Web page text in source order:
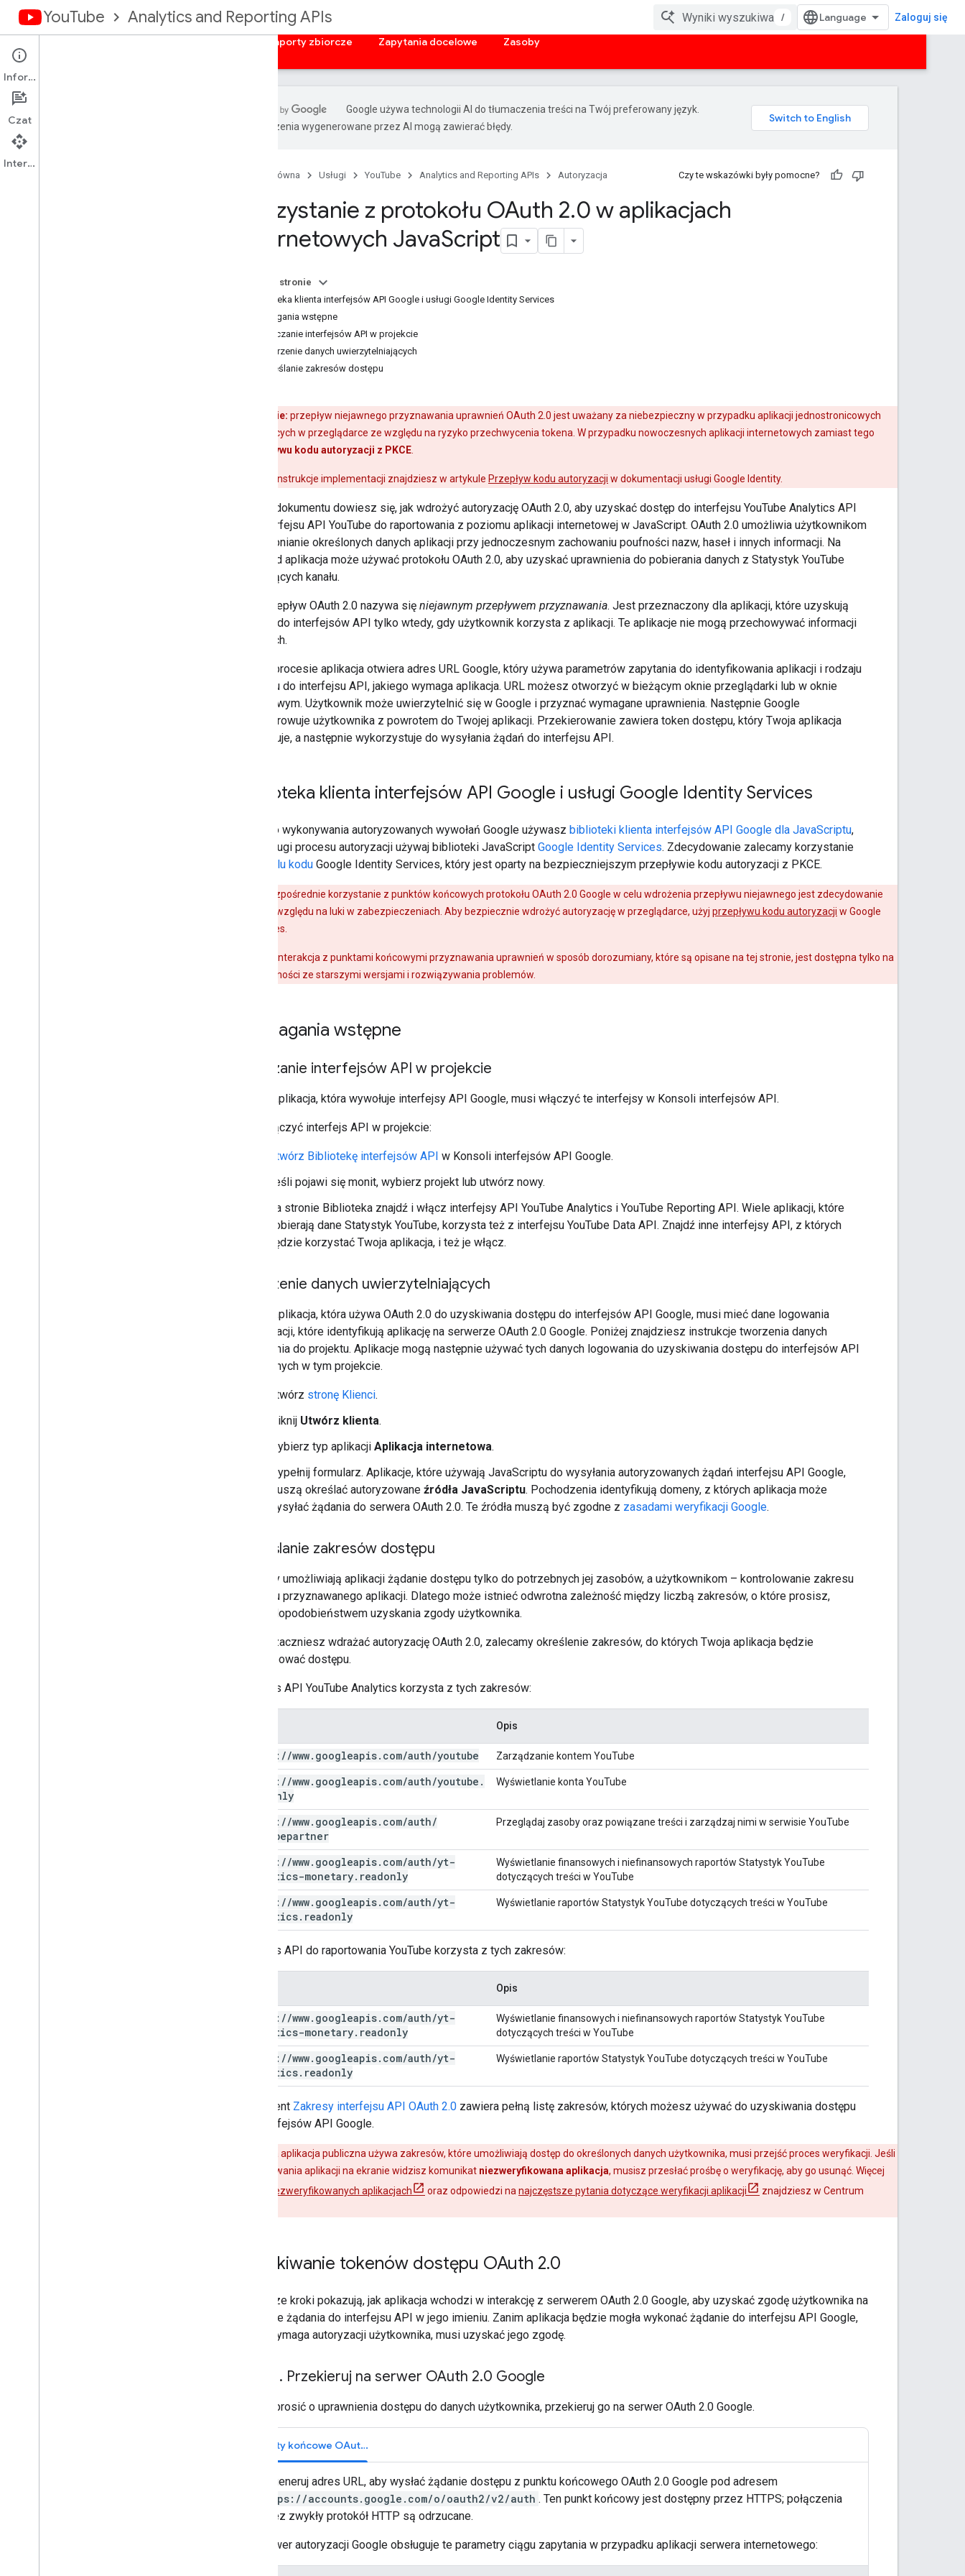
YouTube Analytics and Reporting APIs / Zaloguj się
Raporty zbiorcze Zapytania docelowe Zasoby
Przegląd
Uzyskaj dane uwierzytelniające
Google używa technologii AI do tłumaczenia treści na Twój preferowany język.
Tłumaczenia wygenerowane przez AI mogą zawierać błędy.
Strona główna Usługi YouTube Analytics and Reporting APIs Autoryzacja Czy te wskazówki były pomocne?
Korzystanie z protokołu OAuth 2.0 w aplikacjach
internetowych JavaScript
Na tej stronie
Biblioteka klienta interfejsów API Google i usługi Google Identity Services
Wymagania wstępne
Włączanie interfejsów API w projekcie
Tworzenie danych uwierzytelniających
Określanie zakresów dostępu
Ostrzeżenie: przepływ niejawnego przyznawania uprawnień OAuth 2.0 jest uważany za niebezpieczny w przypadku aplikacji jednostronicowych
(SPA) działających w przeglądarce ze względu na ryzyko przechwycenia tokena. W przypadku nowoczesnych aplikacji internetowych zamiast tego
przepływu kodu autoryzacji z PKCE
Szczegółowe instrukcje implementacji znajdziesz w artykule Przepływ kodu autoryzacji w dokumentacji usługi Google Identity.
Z tego dokumentu dowiesz się, jak wdrożyć autoryzację OAuth 2.0, aby uzyskać dostęp do interfejsu YouTube Analytics API
lub interfejsu API YouTube do raportowania z poziomu aplikacji internetowej w JavaScript. OAuth 2.0 umożliwia użytkownikom
udostępnianie określonych danych aplikacji przy jednoczesnym zachowaniu poufności nazw, haseł i innych informacji. Na
przykład aplikacja może używać protokołu OAuth 2.0, aby uzyskać uprawnienia do pobierania danych z Statystyk YouTube
dotyczących kanału.
Ten przepływ OAuth 2.0 nazywa się niejawnym przepływem przyznawania. Jest przeznaczony dla aplikacji, które uzyskują
dostęp do interfejsów API tylko wtedy, gdy użytkownik korzysta z aplikacji. Te aplikacje nie mogą przechowywać informacji
poufnych.
W tym procesie aplikacja otwiera adres URL Google, który używa parametrów zapytania do identyfikowania aplikacji i rodzaju
dostępu do interfejsu API, jakiego wymaga aplikacja. URL możesz otworzyć w bieżącym oknie przeglądarki lub w oknie
dialogowym. Użytkownik może uwierzytelnić się w Google i przyznać wymagane uprawnienia. Następnie Google
przekierowuje użytkownika z powrotem do Twojej aplikacji. Przekierowanie zawiera token dostępu, który Twoja aplikacja
weryfikuje, a następnie wykorzystuje do wysyłania żądań do interfejsu API.
Biblioteka klienta interfejsów API Google i usługi Google Identity Services
Jeśli do wykonywania autoryzowanych wywołań Google używasz biblioteki klienta interfejsów API Google dla JavaScriptu,
do obsługi procesu autoryzacji używaj biblioteki JavaScript Google Identity Services. Zdecydowanie zalecamy korzystanie
modelu kodu Google Identity Services, który jest oparty na bezpieczniejszym przepływie kodu autoryzacji z PKCE.
bezpośrednie korzystanie z punktów końcowych protokołu OAuth 2.0 Google w celu wdrożenia przepływu niejawnego jest zdecydowanie
odradzane ze względu na luki w zabezpieczeniach. Aby bezpiecznie wdrożyć autoryzację w przeglądarce, użyj przepływu kodu autoryzacji w Google
Identity Services.
Bezpośrednia interakcja z punktami końcowymi przyznawania uprawnień w sposób dorozumiany, które są opisane na tej stronie, jest dostępna tylko na
potrzeby zgodności ze starszymi wersjami i rozwiązywania problemów.
Wymagania wstępne
Włączanie interfejsów API w projekcie
Każda aplikacja, która wywołuje interfejsy API Google, musi włączyć te interfejsy w Konsoli interfejsów API.
Aby włączyć interfejs API w projekcie:
Otwórz Bibliotekę interfejsów API w Konsoli interfejsów API Google.
Jeśli pojawi się monit, wybierz projekt lub utwórz nowy.
Na stronie Biblioteka znajdź i włącz interfejsy API YouTube Analytics i YouTube Reporting API. Wiele aplikacji, które
pobierają dane Statystyk YouTube, korzysta też z interfejsu YouTube Data API. Znajdź inne interfejsy API, z których
będzie korzystać Twoja aplikacja, i też je włącz.
Tworzenie danych uwierzytelniających
Każda aplikacja, która używa OAuth 2.0 do uzyskiwania dostępu do interfejsów API Google, musi mieć dane logowania
autoryzacji, które identyfikują aplikację na serwerze OAuth 2.0 Google. Poniżej znajdziesz instrukcje tworzenia danych
logowania do projektu. Aplikacje mogą następnie używać tych danych logowania do uzyskiwania dostępu do interfejsów API
włączonych w tym projekcie.
Otwórz stronę Klienci.
Kliknij Utwórz klienta.
Wybierz typ aplikacji Aplikacja internetowa.
Wypełnij formularz. Aplikacje, które używają JavaScriptu do wysyłania autoryzowanych żądań interfejsu API Google,
muszą określać autoryzowane źródła JavaScriptu. Pochodzenia identyfikują domeny, z których aplikacja może
wysyłać żądania do serwera OAuth 2.0. Te źródła muszą być zgodne z zasadami weryfikacji Google.
Określanie zakresów dostępu
Zakresy umożliwiają aplikacji żądanie dostępu tylko do potrzebnych jej zasobów, a użytkownikom – kontrolowanie zakresu
dostępu przyznawanego aplikacji. Dlatego może istnieć odwrotna zależność między liczbą zakresów, o które prosisz,
a prawdopodobieństwem uzyskania zgody użytkownika.
Zanim zaczniesz wdrażać autoryzację OAuth 2.0, zalecamy określenie zakresów, do których Twoja aplikacja będzie
potrzebować dostępu.
Interfejs API YouTube Analytics korzysta z tych zakresów:
Opis
https: //www. googleapis. com/auth/youtube Zarządzanie kontem YouTube
https: //www. googleapis. com/auth/youtube .
readonly
Wyświetlanie konta YouTube
https: //www. googleapis. com/auth/
youtubepartner
Przeglądaj zasoby oraz powiązane treści i zarządzaj nimi w serwisie YouTube
https: //www. googleapis. com/auth/yt-
analytics-monetary. readonly
Wyświetlanie finansowych i niefinansowych raportów Statystyk YouTube
dotyczących treści w YouTube
https: //www. googleapis. com/auth/yt-
analytics. readonly
Wyświetlanie raportów Statystyk YouTube dotyczących treści w YouTube
Interfejs API do raportowania YouTube korzysta z tych zakresów:
Opis
https: //www. googleapis. com/auth/yt-
analytics-monetary. readonly
Wyświetlanie finansowych i niefinansowych raportów Statystyk YouTube
dotyczących treści w YouTube
https: //www. googleapis. com/auth/yt-
analytics. readonly
Wyświetlanie raportów Statystyk YouTube dotyczących treści w YouTube
Dokument Zakresy interfejsu API OAuth 2.0 zawiera pełną listę zakresów, których możesz używać do uzyskiwania dostępu
do interfejsów API Google.
Jeśli Twoja aplikacja publiczna używa zakresów, które umożliwiają dostęp do określonych danych użytkownika, musi przejść proces weryfikacji. Jeśli
podczas testowania aplikacji na ekranie widzisz komunikat niezweryfikowana aplikacja, musisz przesłać prośbę o weryfikację, aby go usunąć. Więcej
niezweryfikowanych aplikacjach oraz odpowiedzi na najczęstsze pytania dotyczące weryfikacji aplikacji
znajdziesz w Centrum
Uzyskiwanie tokenów dostępu OAuth 2.0
Poniższe kroki pokazują, jak aplikacja wchodzi w interakcję z serwerem OAuth 2.0 Google, aby uzyskać zgodę użytkownika na
wysłanie żądania do interfejsu API w jego imieniu. Zanim aplikacja będzie mogła wykonać żądanie do interfejsu API Google,
które wymaga autoryzacji użytkownika, musi uzyskać jego zgodę.
. Przekieruj na serwer OAuth 2.0 Google
Aby poprosić o uprawnienia dostępu do danych użytkownika, przekieruj go na serwer OAuth 2.0 Google.
Punkty końcowe OAuth 2.0
Wygeneruj adres URL, aby wysłać żądanie dostępu z punktu końcowego OAuth 2.0 Google pod adresem
https://accounts.google.com/o/oauth2/v2/auth . Ten punkt końcowy jest dostępny przez HTTPS; połączenia
przez zwykły protokół HTTP są odrzucane.
Serwer autoryzacji Google obsługuje te parametry ciągu zapytania w przypadku aplikacji serwera internetowego:
Informacje
Czat
Interfejs API